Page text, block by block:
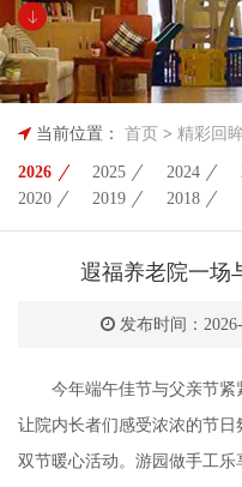
当前位置： 首页 > 精彩回
2026 2025 2024
2020
2019 2018
遐福养老院一场
发布时间：
今年端午佳节与父亲节
让院内长者们感受浓浓的节
双节暖心活动。游园做手工